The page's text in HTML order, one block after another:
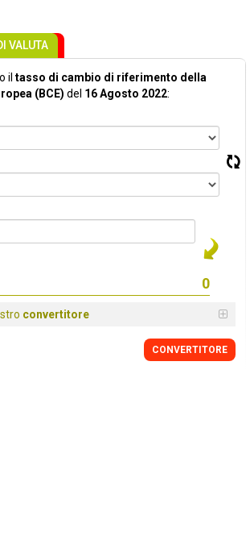
VALUTA
il tasso di cambio di riferimento della
(BCE) del 16 Agosto 2022:
convertitore
CONVERTITORE